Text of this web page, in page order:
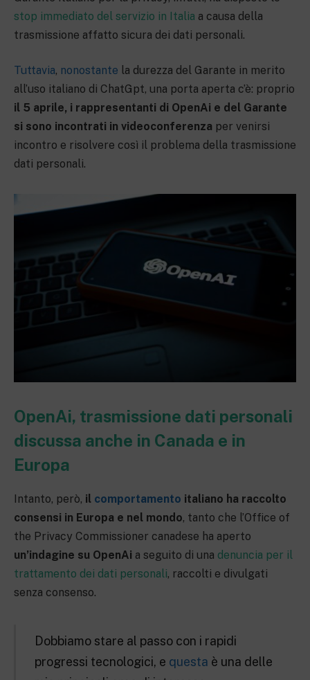
stop immediato del servizio in Italia a causa della
trasmissione affatto sicura dei dati personali.
Tuttavia, nonostante la durezza del Garante in merito
all’uso italiano di ChatGpt, una porta aperta c’è: proprio
il 5 aprile, i rappresentanti di OpenAi e del Garante
si sono incontrati in videoconferenza per venirsi
incontro e risolvere così il problema della trasmissione
dati personali.
OpenAi, trasmissione dati personali
discussa anche in Canada e in
Europa
Intanto, però, il comportamento italiano ha raccolto
consensi in Europa e nel mondo, tanto che l’Office of
the Privacy Commissioner canadese ha aperto
un’indagine su OpenAi a seguito di una denuncia per il
trattamento dei dati personali, raccolti e divulgati
senza consenso.
Dobbiamo stare al passo con i rapidi
progressi tecnologici, e questa è una delle